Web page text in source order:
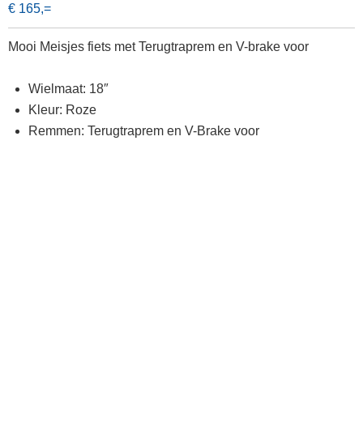
€ 165,=
Mooi Meisjes fiets met Terugtraprem en V-brake voor
Wielmaat: 18″
Kleur: Roze
Remmen: Terugtraprem en V-Brake voor